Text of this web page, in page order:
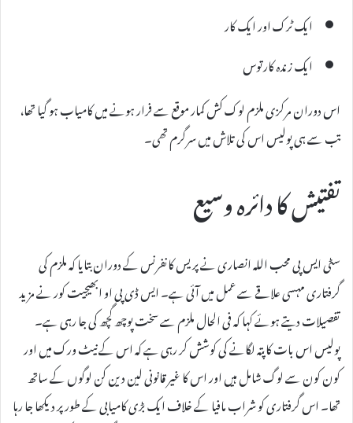
ایک ٹرک اور ایک کار
ایک زندہ کارتوس
اس دوران مرکزی ملزم لوک کش کمار موقع سے فرار ہونے میں کامیاب ہو گیا تھا،
تب سے ہی پولیس اس کی تلاش میں سرگرم تھی۔
تفتیش کا دائرہ وسیع
سٹی ایس پی محب اللہ انصاری نے پریس کانفرنس کے دوران بتایا کہ ملزم کی
گرفتاری مہسی علاقے سے عمل میں آئی ہے۔ ایس ڈی پی او ابھیجیت کور نے مزید
تفصیلات دیتے ہوئے کہا کہ فی الحال ملزم سے سخت پوچھ گچھ کی جا رہی ہے۔
پولیس اس بات کا پتہ لگانے کی کوشش کر رہی ہے کہ اس کے نیٹ ورک میں اور
کون کون سے لوگ شامل ہیں اور اس کا غیر قانونی لین دین کن لوگوں کے ساتھ
تھا۔ اس گرفتاری کو شراب مافیا کے خلاف ایک بڑی کامیابی کے طور پر دیکھا جا رہا